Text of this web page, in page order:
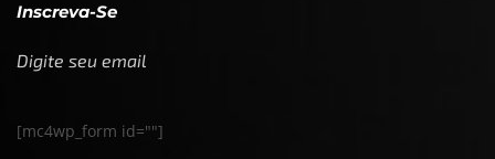
Inscreva-Se
Digite seu email
[mc4wp_form id=""]